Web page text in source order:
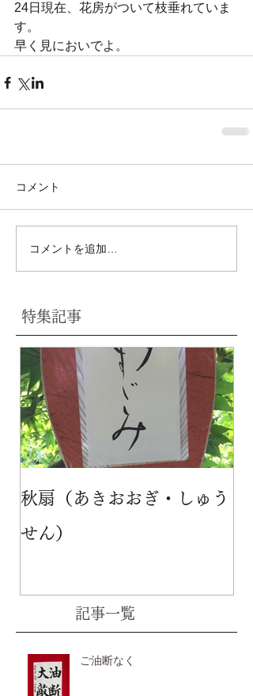
24日現在、花房がついて枝垂れていま
す。
早く見においでよ。
コメント
コメントを追加…
特集記事
秋扇（あきおおぎ・しゅう
せん）
記事一覧
ご油断なく